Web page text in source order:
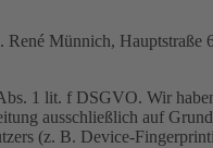
Münnich, Hauptstraße
1 lit. f DSGVO. Wir
ausschließlich auf
(z. B. Device-